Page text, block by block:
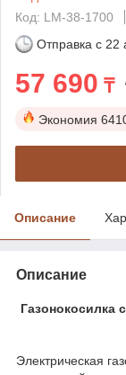
Код: LM-38-1700
Отправка с 22
57 690 ₸
Экономия
Описание
Описание
Газонокосилка
Электрическая